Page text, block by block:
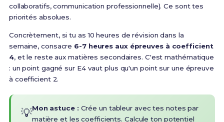
collaboratifs, communication professionnelle). Ce sont tes
priorités absolues.
Concrètement, si tu as 10 heures de révision dans la
semaine, consacre 6-7 heures aux épreuves à coefficient
4, et le reste aux matières secondaires. C'est mathématique
: un point gagné sur E4 vaut plus qu'un point sur une épreuve
à coefficient 2.
💡Mon astuce : Crée un tableur avec tes notes par
matière et les coefficients. Calcule ton potentiel